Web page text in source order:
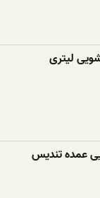
لیتری
عمده تندیس